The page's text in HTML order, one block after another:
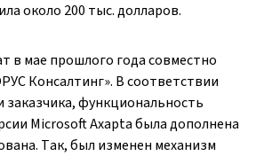
около 200 тыс. долларов.
в мае прошлого года совместно
Консалтинг». В соответствии
заказчика, функциональность
Microsoft Axapta была дополнена
Так, был изменен механизм